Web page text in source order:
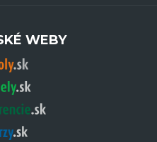
WEBY